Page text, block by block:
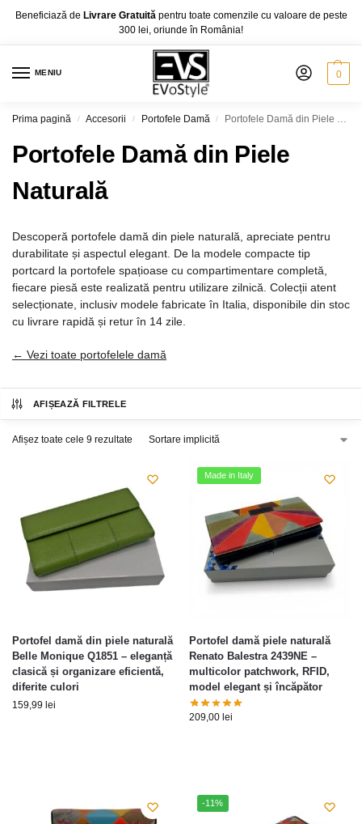
Beneficiază de Livrare Gratuită pentru toate comenzile cu valoare de peste
300 lei, oriunde în România!
MENIU 0
Prima pagină / Accesorii / Portofele Damă / Portofele Damă din Piele Naturală
Portofele Damă din Piele
Naturală
Descoperă portofele damă din piele naturală, apreciate pentru
durabilitate și aspectul elegant. De la modele compacte tip
portcard la portofele spațioase cu compartimentare completă,
fiecare piesă este realizată pentru utilizare zilnică. Colecții atent
selecționate, inclusiv modele fabricate în Italia, disponibile din stoc
cu livrare rapidă și retur în 14 zile.
← Vezi toate portofelele damă
AFIȘEAZĂ FILTRELE
Afișez toate cele 9 rezultate
Portofel damă din piele naturală
Belle Monique Q1851 – eleganță
clasică și organizare eficientă,
diferite culori
159,99 lei
Made in Italy
Portofel damă piele naturală
Renato Balestra 2439NE –
multicolor patchwork, RFID,
model elegant și încăpător
209,00 lei
-11%